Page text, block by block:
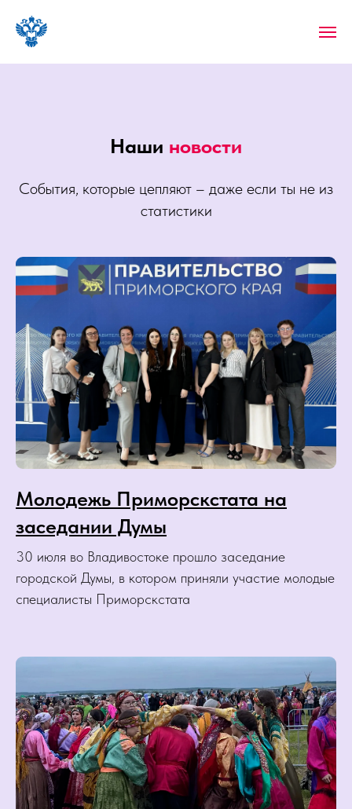
Наши новости
События, которые цепляют – даже если ты не из
статистики
Молодежь Приморскстата на
заседании Думы
30 июля во Владивостоке прошло заседание
городской Думы, в котором приняли участие молодые
специалисты Приморскстата